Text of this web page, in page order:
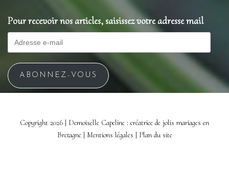
Pour recevoir nos articles, saisissez votre adresse mail
ABONNEZ-VOUS
Copyright 2026 | Demoiselle Capeline : créatrice de jolis mariages en
Bretagne | Mentions légales | Plan du site